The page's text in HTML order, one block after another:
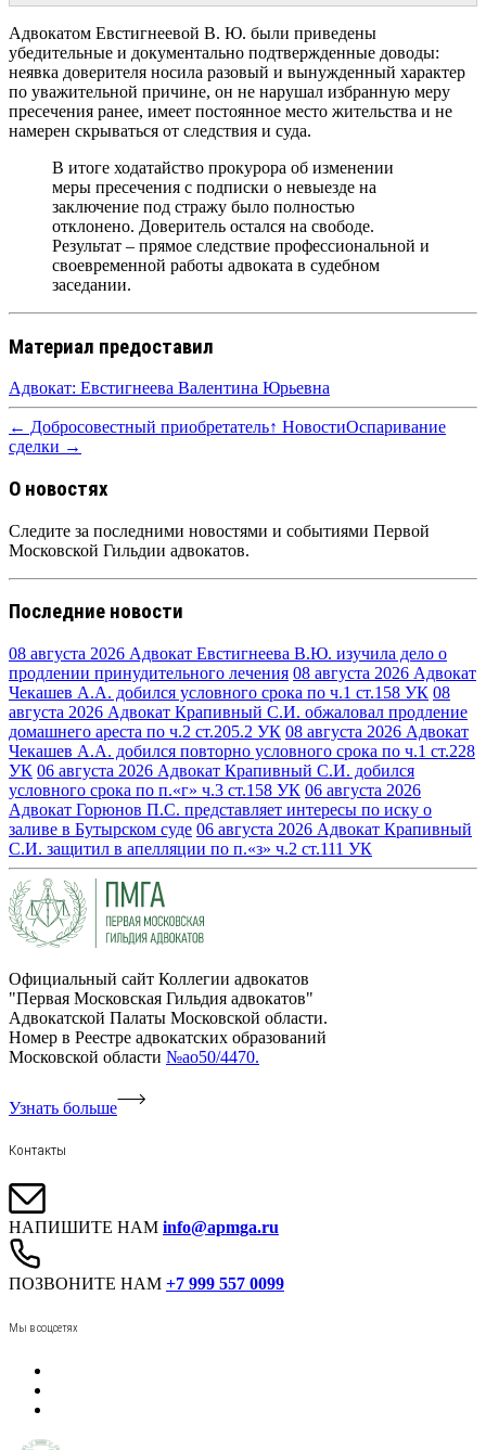
Адвокатом Евстигнеевой В. Ю. были приведены
убедительные и документально подтвержденные доводы:
неявка доверителя носила разовый и вынужденный характер
по уважительной причине, он не нарушал избранную меру
пресечения ранее, имеет постоянное место жительства и не
намерен скрываться от следствия и суда.
В итоге ходатайство прокурора об изменении
меры пресечения с подписки о невыезде на
заключение под стражу было полностью
отклонено. Доверитель остался на свободе.
Результат – прямое следствие профессиональной и
своевременной работы адвоката в судебном
заседании.
Материал предоставил
Адвокат: Евстигнеева Валентина Юрьевна
← Добросовестный приобретатель↑ НовостиОспаривание
сделки →
О новостях
Следите за последними новостями и событиями Первой
Московской Гильдии адвокатов.
Последние новости
08 августа 2026 Адвокат Евстигнеева В.Ю. изучила дело о
продлении принудительного лечения 08 августа 2026 Адвокат
Чекашев А.А. добился условного срока по ч.1 ст.158 УК 08
августа 2026 Адвокат Крапивный С.И. обжаловал продление
домашнего ареста по ч.2 ст.205.2 УК 08 августа 2026 Адвокат
Чекашев А.А. добился повторно условного срока по ч.1 ст.228
УК 06 августа 2026 Адвокат Крапивный С.И. добился
условного срока по п.«г» ч.3 ст.158 УК 06 августа 2026
Адвокат Горюнов П.С. представляет интересы по иску о
заливе в Бутырском суде 06 августа 2026 Адвокат Крапивный
С.И. защитил в апелляции по п.«з» ч.2 ст.111 УК
Официальный сайт Коллегии адвокатов
"Первая Московская Гильдия адвокатов"
Адвокатской Палаты Московской области.
Номер в Реестре адвокатских образований
Московской области №ао50/4470.
Узнать больше
Контакты
НАПИШИТЕ НАМ info@apmga.ru
ПОЗВОНИТЕ НАМ +7 999 557 0099
Мы в соцсетях